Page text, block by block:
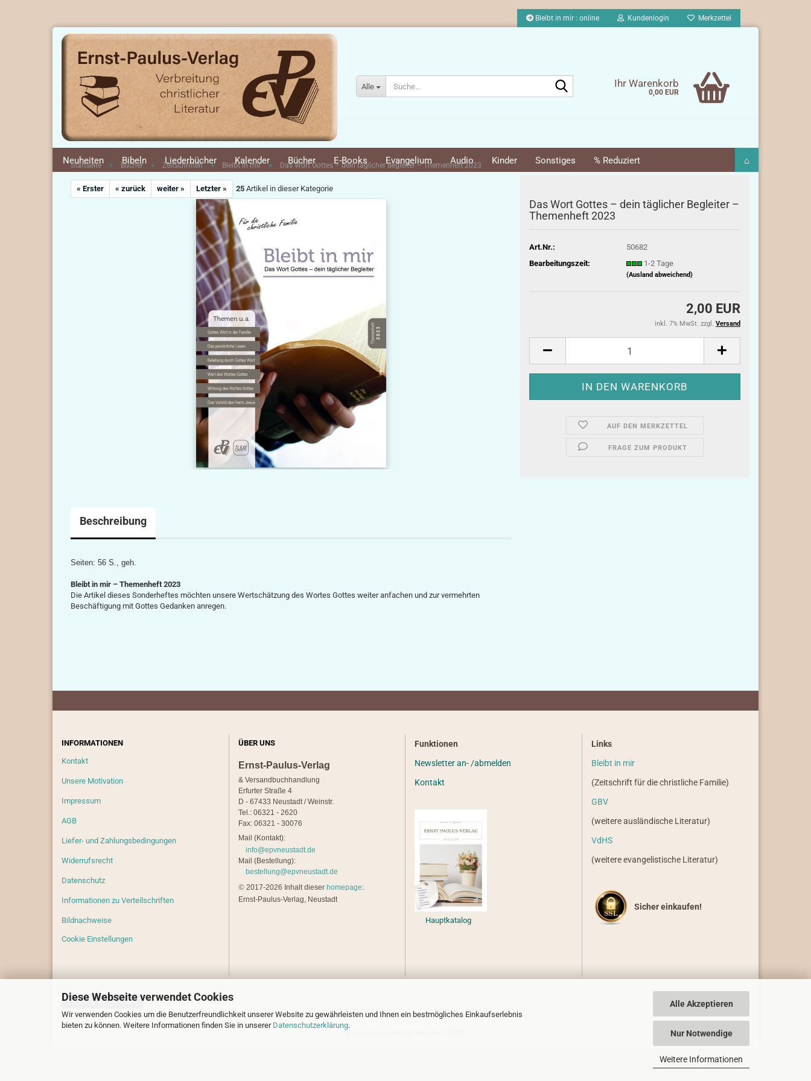
Diese Webseite verwendet Cookies
Wir verwenden Cookies um die Benutzerfreundlichkeit unserer Website zu gewährleisten und Ihnen ein bestmögliches Einkaufserlebnis
bieten zu können. Weitere Informationen finden Sie in unserer Datenschutzerklärung.
Alle Akzeptieren
Nur Notwendige
Weitere Informationen
Bleibt in mir : online Kundenlogin Merkzettel
Alle Ihr Warenkorb
0,00 EUR
Neuheiten Bibeln Liederbücher Kalender Bücher E-Books Evangelium Audio Kinder Sonstiges % Reduziert ⌂
Startseite » Bücher » Zeitschriften » Bleibt in mir » Das Wort Gottes – dein täglicher Begleiter – Themenheft 2023
« Erster « zurück weiter » Letzter » 25 Artikel in dieser Kategorie
Das Wort Gottes – dein täglicher Begleiter –
Themenheft 2023
Art.Nr.:
50682
Bearbeitungszeit:
1-2 Tage
(Ausland abweichend)
2,00 EUR
inkl. 7% MwSt. zzgl. Versand
AUF DEN MERKZETTEL
FRAGE ZUM PRODUKT
Beschreibung
Seiten: 56 S., geh.
Bleibt in mir – Themenheft 2023
Die Artikel dieses Sonderheftes möchten unsere Wertschätzung des Wortes Gottes weiter anfachen und zur vermehrten
Beschäftigung mit Gottes Gedanken anregen.
INFORMATIONEN
Kontakt
Unsere Motivation
Impressum
AGB
Liefer- und Zahlungsbedingungen
Widerrufsrecht
Datenschutz
Informationen zu Verteilschriften
Bildnachweise
Cookie Einstellungen
ÜBER UNS
Ernst-Paulus-Verlag
& Versandbuchhandlung
Erfurter Straße 4
D - 67433 Neustadt / Weinstr.
Tel.: 06321 - 2620
Fax: 06321 - 30076
Mail (Kontakt):
info@epvneustadt.de
Mail (Bestellung):
bestellung@epvneustadt.de
© 2017-2026 Inhalt dieser homepage:
Ernst-Paulus-Verlag, Neustadt
Funktionen
Newsletter an- /abmelden
Kontakt
Hauptkatalog
Links
Bleibt in mir
(Zeitschrift für die christliche Familie)
GBV
(weitere ausländische Literatur)
VdHS
(weitere evangelistische Literatur)
Sicher einkaufen!
Vertrag widerrufen
Internetshop